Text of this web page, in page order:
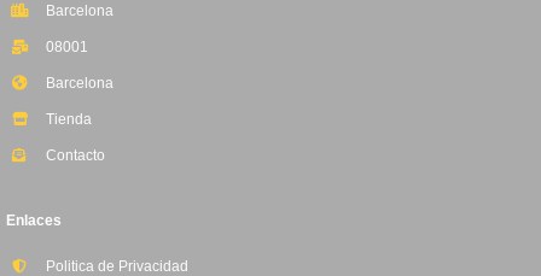
Barcelona
08001
Barcelona
Tienda
Contacto
Enlaces
Politica de Privacidad